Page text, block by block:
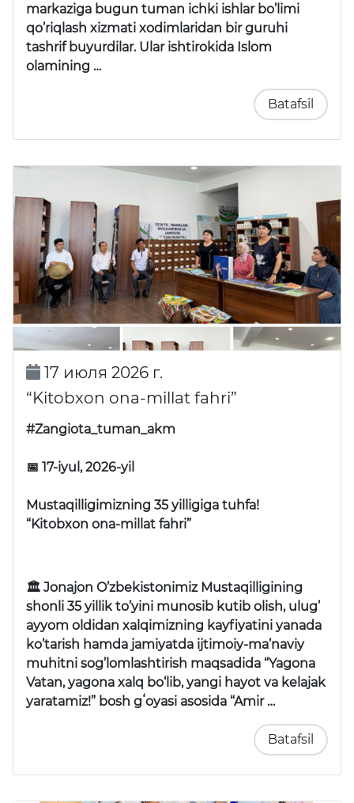
markaziga bugun tuman ichki ishlar bo’limi
qo’riqlash xizmati xodimlaridan bir guruhi
tashrif buyurdilar. Ular ishtirokida Islom
olamining …
Batafsil
17 июля 2026 г.
“Kitobxon ona-millat fahri”
#Zangiota_tuman_akm
📅 17-iyul, 2026-yil
Mustaqilligimizning 35 yilligiga tuhfa!
“Kitobxon ona-millat fahri”
🏛 Jonajon O’zbekistonimiz Mustaqilligining
shonli 35 yillik to’yini munosib kutib olish, ulug’
ayyom oldidan xalqimizning kayfiyatini yanada
ko’tarish hamda jamiyatda ijtimoiy-ma’naviy
muhitni sog’lomlashtirish maqsadida “Yagona
Vatan, yagona xalq bo‘lib, yangi hayot va kelajak
yaratamiz!” bosh gʻoyasi asosida “Amir …
Batafsil